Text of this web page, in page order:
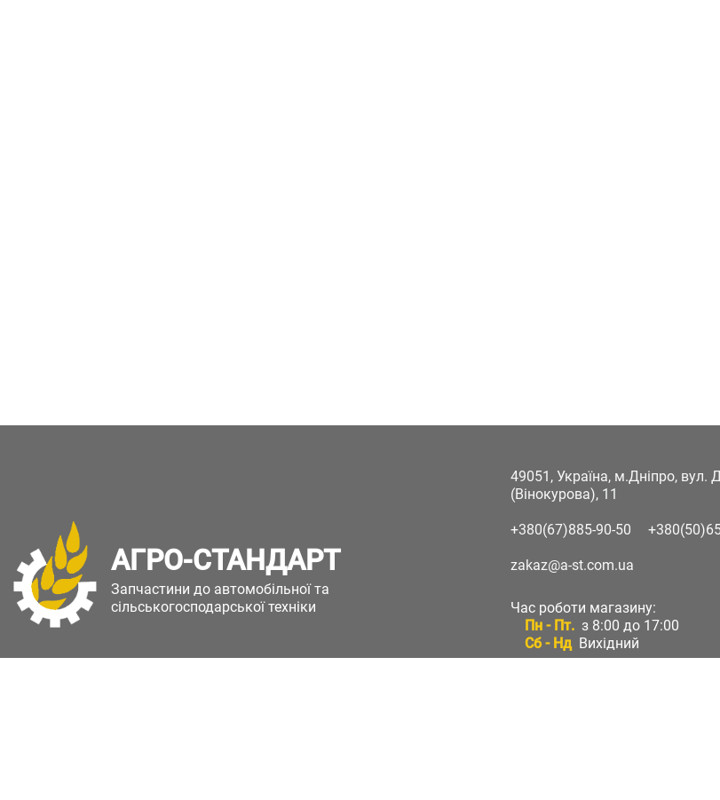
АГРО-СТАНДАРТ
Запчастини до автомобільної та
сільськогосподарської техніки
49051, Україна, м.Дніпро, вул.
(Вінокурова), 11
+380(67)885-90-50
zakaz@a-st.com.ua
Час роботи магазину:
Пн - Пт. з 8:00 до 17:00
Сб - Нд Вихідний